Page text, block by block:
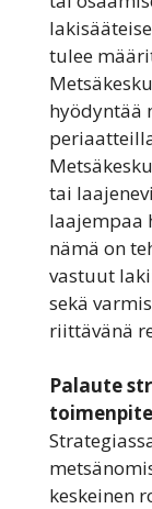
tulee
tai
laajempaa
nämä on
vastuut
sekä
riittävänä
Palaute
keskeinen